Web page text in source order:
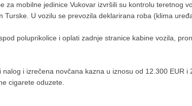
za mobilne jedinice Vukovar izvršili su kontrolu teretnog
Turske. U vozilu se prevozila deklarirana roba (klima
poluprikolice i oplati zadnje stranice kabine vozila,
i izrečena novčana kazna u iznosu od 12.300 EUR i
cigarete oduzete.